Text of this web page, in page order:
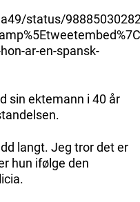
status/
ar-en-spansk-
sin ektemann i 40 år
langt. Jeg tror det er
hun ifølge den